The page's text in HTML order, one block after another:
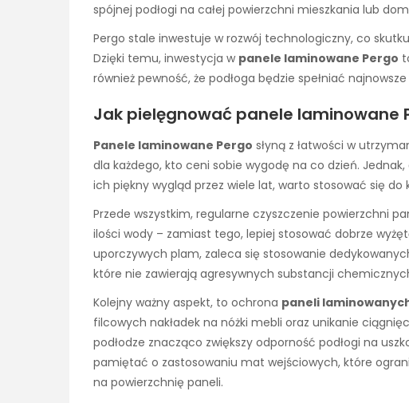
spójnej podłogi na całej powierzchni mieszkania lub
Pergo stale inwestuje w rozwój technologiczny, co
Dzięki temu, inwestycja w panele laminowane Pergo
również pewność, że podłoga będzie spełniać
Jak pielęgnować panele laminowane
Panele laminowane Pergo słyną z łatwości w
dla każdego, kto ceni sobie wygodę na co dzień.
ich piękny wygląd przez wiele lat, warto stosować się do
Przede wszystkim, regularne czyszczenie powierzchni
ilości wody – zamiast tego, lepiej stosować dobrze
uporczywych plam, zaleca się stosowanie
które nie zawierają agresywnych substancji
Kolejny ważny aspekt, to ochrona paneli
filcowych nakładek na nóżki mebli oraz unikanie
podłodze znacząco zwiększy odporność podłogi na
pamiętać o zastosowaniu mat wejściowych, które
na powierzchnię paneli.